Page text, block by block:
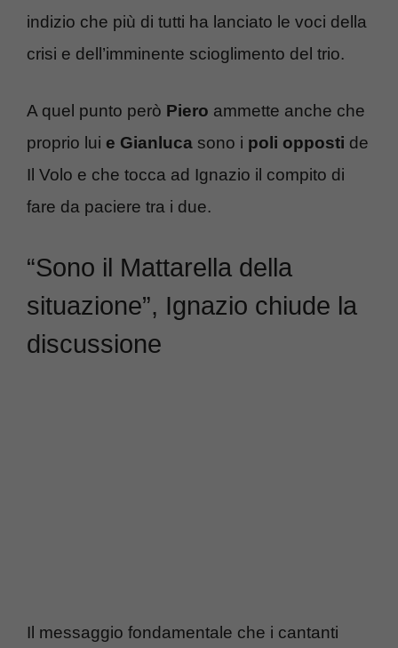
indizio che più di tutti ha lanciato le voci della
crisi e dell’imminente scioglimento del trio.
A quel punto però Piero ammette anche che
proprio lui e Gianluca sono i poli opposti de
Il Volo e che tocca ad Ignazio il compito di
fare da paciere tra i due.
“Sono il Mattarella della
situazione”, Ignazio chiude la
discussione
Il messaggio fondamentale che i cantanti